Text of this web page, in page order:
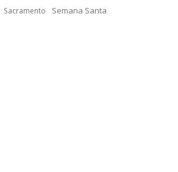
Sacramento Semana Santa